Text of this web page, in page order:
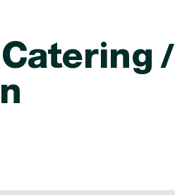
/